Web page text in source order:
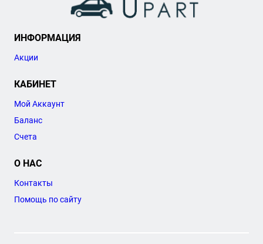
ИНФОРМАЦИЯ
Акции
КАБИНЕТ
Мой Аккаунт
Баланс
Счета
О НАС
Контакты
Помощь по сайту